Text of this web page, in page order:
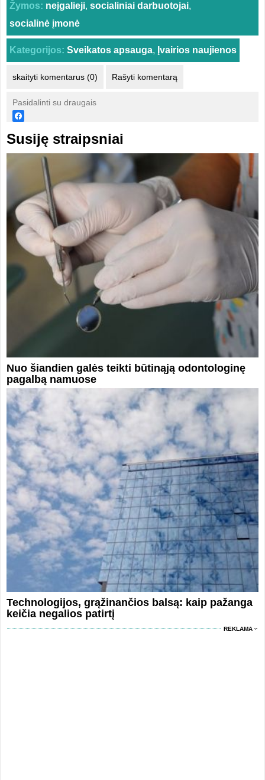
Žymos: neįgalieji, socialiniai darbuotojai,
socialinė įmonė
Kategorijos: Sveikatos apsauga, Įvairios naujienos
skaityti komentarus (0) Rašyti komentarą
Pasidalinti su draugais
Susiję straipsniai
Nuo šiandien galės teikti būtinąją odontologinę
pagalbą namuose
Technologijos, grąžinančios balsą: kaip pažanga
keičia negalios patirtį
REKLAMA